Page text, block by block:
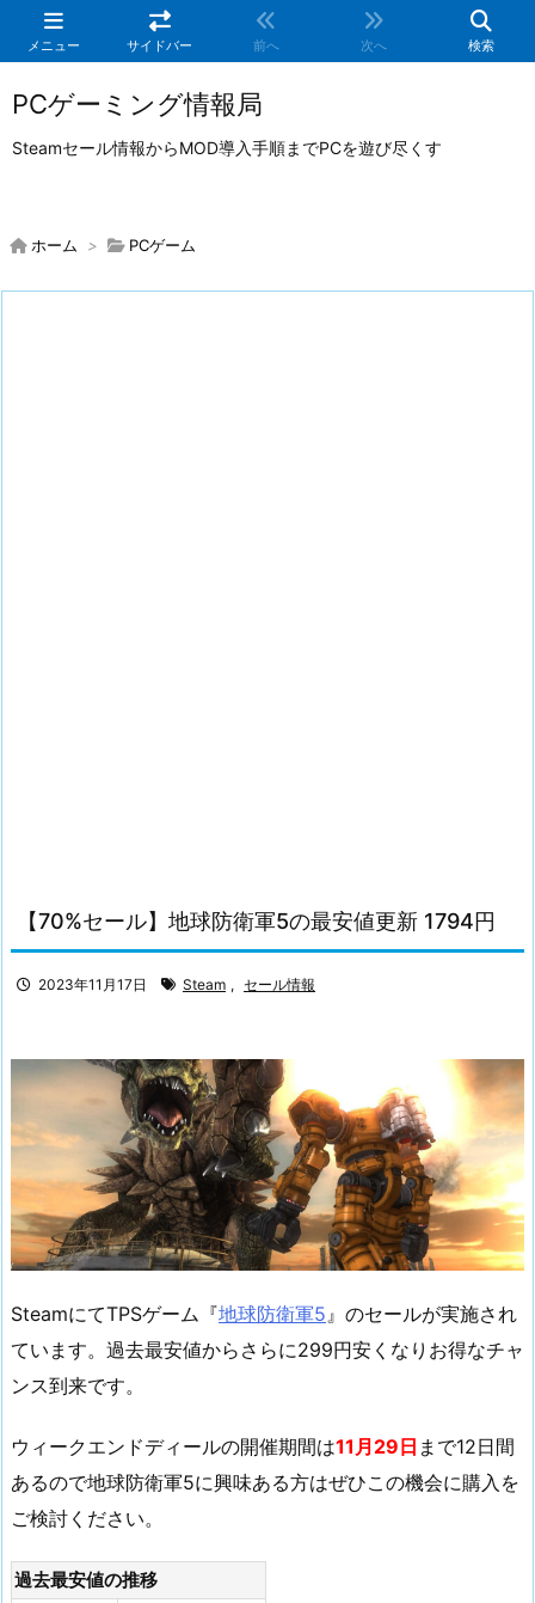
メニュー サイドバー 前へ 次へ 検索
PCゲーミング情報局
Steamセール情報からMOD導入手順までPCを遊び尽くす
ホーム > PCゲーム
【70%セール】地球防衛軍5の最安値更新 1794円
2023年11月17日 Steam , セール情報
SteamにてTPSゲーム『地球防衛軍5 』のセールが実施され
ています。過去最安値からさらに299円安くなりお得なチャ
ンス到来です。
ウィークエンドディールの開催期間は11月29日 まで12日間
あるので地球防衛軍5に興味ある方はぜひこの機会に購入を
ご検討ください。
過去最安値の推移